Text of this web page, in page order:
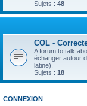
Sujets : 48
COL -
A forum to talk
échanger autour
latine).
Sujets : 18
CONNEXION